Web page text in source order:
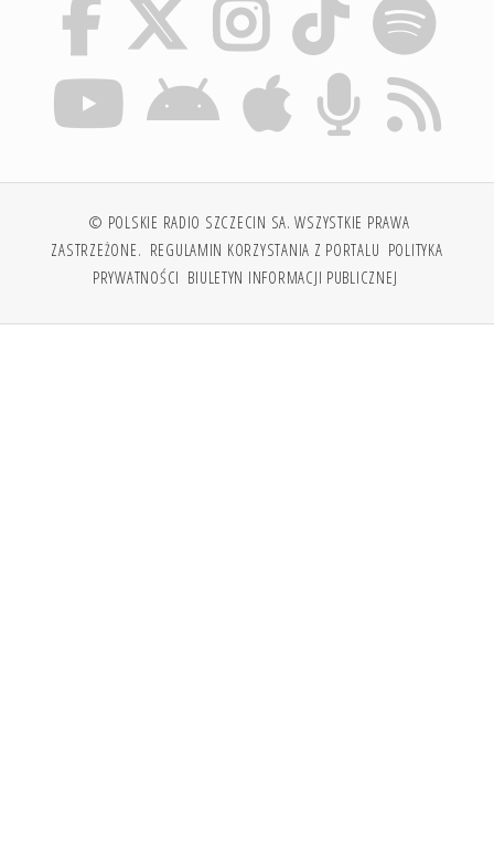
© POLSKIE RADIO SZCZECIN SA. WSZYSTKIE PRAWA
ZASTRZEŻONE. REGULAMIN KORZYSTANIA Z PORTALU POLITYKA
PRYWATNOŚCI BIULETYN INFORMACJI PUBLICZNEJ